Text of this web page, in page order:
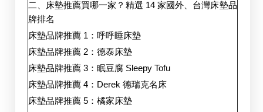
二、床墊推薦買哪一家？精選 14 家國外、台灣床墊品
牌排名
床墊品牌推薦 1：呼呼睡床墊
床墊品牌推薦 2：德泰床墊
床墊品牌推薦 3：眠豆腐 Sleepy Tofu
床墊品牌推薦 4：Derek 德瑞克名床
床墊品牌推薦 5：橘家床墊